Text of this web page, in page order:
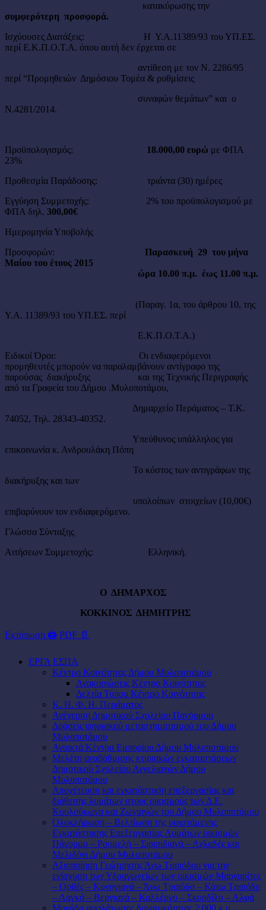
κατακύρωσης την
συμφερότερη προσφορά.
Ισχύουσες Διατάξεις: Η Υ.Α.11389/93 του ΥΠ.ΕΣ.
περί Ε.Κ.Π.Ο.Τ.Α. όπου αυτή δεν έρχεται σε
αντίθεση με τον Ν. 2286/95
περί “Προμηθειών Δημόσιου Τομέα & ρυθμίσεις
συναφών θεμάτων” και ο
Ν.4281/2014.
Προϋπολογισμός: 18.000,00 ευρώ με ΦΠΑ
23%
Προθεσμία Παράδοσης: τριάντα (30) ημέρες
Εγγύηση Συμμετοχής: 2% του προϋπολογισμού με
ΦΠΑ δηλ. 300,00€
Ημερομηνία Υποβολής
Προσφορών: Παρασκευή 29 του μήνα
Μαίου του έτους 2015
ώρα 10.00 π.μ. έως 11.00 π.μ.
(Παραγ. 1α, του άρθρου 10, της
Υ.Α. 11389/93 του ΥΠ.ΕΣ. περί
Ε.Κ.Π.Ο.Τ.Α.)
Ειδικοί Όροι: Οι ενδιαφερόμενοι
προμηθευτές μπορούν να παραλαμβάνουν αντίγραφο της
παρούσας διακήρυξης και της Τεχνικής Περιγραφής
από τα Γραφεία του Δήμου .Μυλοποτάμου,
Δημαρχείο Περάματος – Τ.Κ.
74052, Τηλ. 28343-40352.
Υπεύθυνος υπάλληλος για
επικοινωνία κ. Ανδρουλάκη Πόπη
Το κόστος των αντιγράφων της
διακήρυξης και των
υπολοίπων στοιχείων (10,00€)
επιβαρύνουν τον ενδιαφερόμενο.
Γλώσσα Σύνταξης
Αιτήσεων Συμμετοχής: Ελληνική.
Ο ΔΗΜΑΡΧΟΣ
ΚΟΚΚΙΝΟΣ ΔΗΜΗΤΡΗΣ
Εκτύπωση 🖨 PDF 📄
ΕΡΓΑ ΕΣΠΑ
Κέντρο Κοινότητας Δήμου Μυλοποτάμου
Ανακοινώσεις Κέντρο Κοινότητας
Δελτία Τύπου Κέντρο Κοινότητας
Κ. Η. Φ. Η. Περάματος
Ανέγερση Δημοτικού Σχολείου Πανόρμου
Δράσεις ψηφιακού μετασχηματισμού του Δήμου
Μυλοποτάμου
Ανοικτά Κέντρα Εμπορίου Δήμου Μυλοποτάμου
Μελέτη αναβάθμισης κτιριακών εγκαταστάσεων
Δημοτικού Σχολείου Αγγελιανών Δήμου
Μυλοποτάμου
Αποχέτευση και εγκατάσταση επεξεργασίας και
διάθεσης λυμάτων στους οικισμούς των Δ.Ε.
Κουλούκωνα και Ζωνιανών του Δήμου Μυλοποτάμου
Ολοκλήρωση – Βελτίωση της υφιστάμενης
Εγκατάστασης Επεξεργασίας Λυμάτων οικισμών
Πάνορμο – Ρουμελή – Σιριπιδιανά – Αχλαδές και
Μελιδόνι Δήμου Μυλοποτάμου
Αξιοποίηση Γεώτρησης Άνω Τριπόδου για την
ενίσχυση των Υδραγωγείων των οικισμών Μαργαρίτες
– Ορθές – Κυνηγιανά – Άνω Τριπόδο – Κάτω Τριπόδο
– Λαγκά – Βεργιανά – Καλλέργο – Σκορδίλο – Αλφά